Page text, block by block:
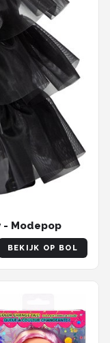
- Modepop
BEKIJK OP BOL